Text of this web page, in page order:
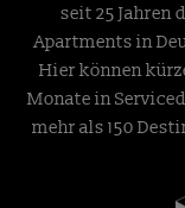
seit 25 Jahren
Apartments in
Hier können
Monate in
mehr als 150